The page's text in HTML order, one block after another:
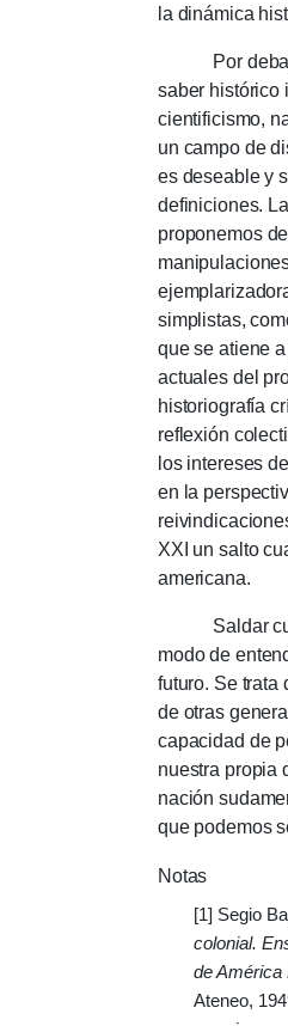
la dinámica
Por debajo
saber histórico
cientificismo,
un campo de
es deseable y
definiciones.
proponemos
simplistas,
que se atiene
actuales del
historiografía
reflexión
los intereses
en la
XXI un salto
americana.
Saldar
modo de
futuro. Se trata
de otras
capacidad de
nuestra propia
nación
que podemos
Notas
[1] Segio
colonial.
de América
Ateneo,